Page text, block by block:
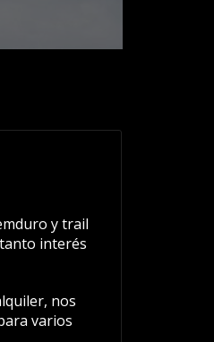
y trail
interés
nos
varios